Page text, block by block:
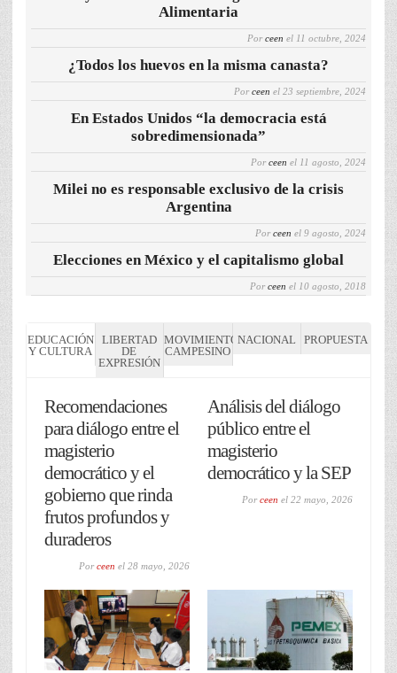
Alimentaria
Por ceen el 11 octubre, 2024
¿Todos los huevos en la misma canasta?
Por ceen el 23 septiembre, 2024
En Estados Unidos “la democracia está
sobredimensionada”
Por ceen el 11 agosto, 2024
Milei no es responsable exclusivo de la crisis
Argentina
Por ceen el 9 agosto, 2024
Elecciones en México y el capitalismo global
Por ceen el 10 agosto, 2018
EDUCACIÓN
Y CULTURA
LIBERTAD
DE
EXPRESIÓN
MOVIMIENTO
CAMPESINO
NACIONAL PROPUESTA
Recomendaciones
para diálogo entre el
magisterio
democrático y el
gobierno que rinda
frutos profundos y
duraderos
Porceen el 28 mayo, 2026
Análisis del diálogo
público entre el
magisterio
democrático y la SEP
Porceen el 22 mayo, 2026